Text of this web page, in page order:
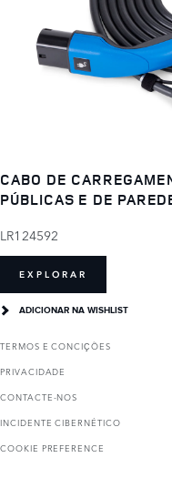
CABO DE
PÚBLICAS E DE
LR124592
EXPLORAR
ADICIONAR NA WISHLIST
TERMOS E CONCIҪÕES
PRIVACIDADE
CONTACTE-NOS
INCIDENTE CIBERNÉTICO
COOKIE PREFERENCE